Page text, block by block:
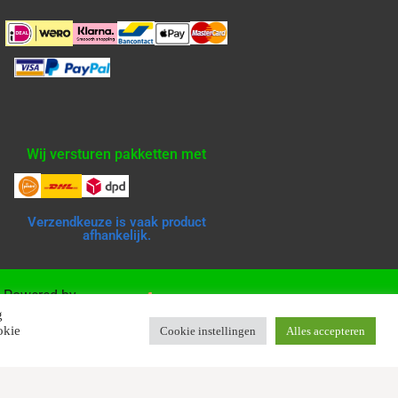
Wij versturen pakketten met
Verzendkeuze is vaak product
afhankelijk.
Powered by
Cookie instellingen Alles accepteren